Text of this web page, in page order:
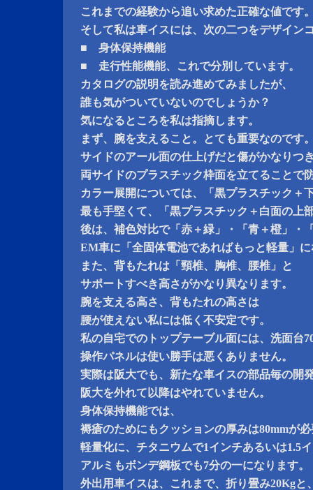
これまでの経験から追い求めた正確な値です
そして私は車イスには、次の二つをデザイン
■ 身体保持機能
■ 走行性能機能、これで分別しています。
カタログの説明を読み進めてみましたが、
誰も気がついていないのでしょうか？
気になるところを私は指摘します。
まず、腕を支えること。とても重要なのです
サイドのアール面の仕上げだと傷がかなりつ
両サイドのプラスチック枠面を立てることで
カラー展開については、「黒プラスチック＋
最も手堅くて、「黒プラスチック＋白面の上
後は、補色対比で「赤＋緑」・「青＋橙」・
EM車に「全固体電池であればもっと軽量」
また、背もたれは「頸椎、胸椎、腰椎」と
サポートすべき高さがかなり異なります。
腕を支える高さ、背もたれの高さは
腰が使えない私には低く不安定です。
私の自宅でのトップテーブル面には、洗面台
操作パネルは使い勝手は悪くありません。
実際は阪大でも、新たな車イスの部品毎の開
阪大を外れて以降はやれていません。
身体保持機能では、
褥瘡のためにもクッションの厚みは80mmが
軽量化に、チタニウムで1インチあるいは1.5
アルミもボンデ鋼板でも7分の一になります。
外出用車イスは、これまで、折り畳み20Kgと